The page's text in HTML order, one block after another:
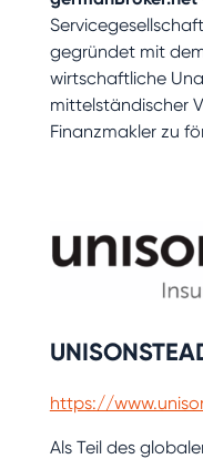
gegründet mit
wirtschaftliche
mittelständischer
Finanzmakler zu
https://
Als Teil des